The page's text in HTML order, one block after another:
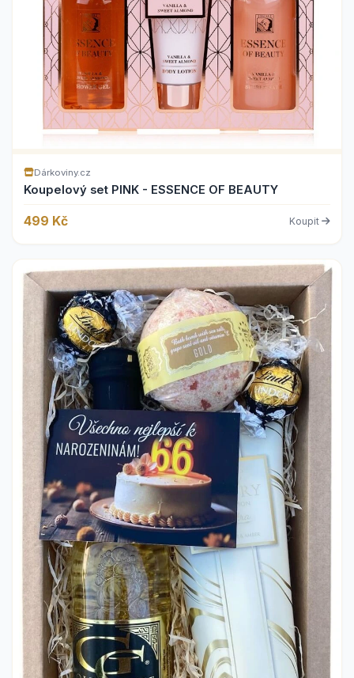
Dárkoviny.cz
Koupelový set PINK - ESSENCE OF BEAUTY
499 Kč Koupit